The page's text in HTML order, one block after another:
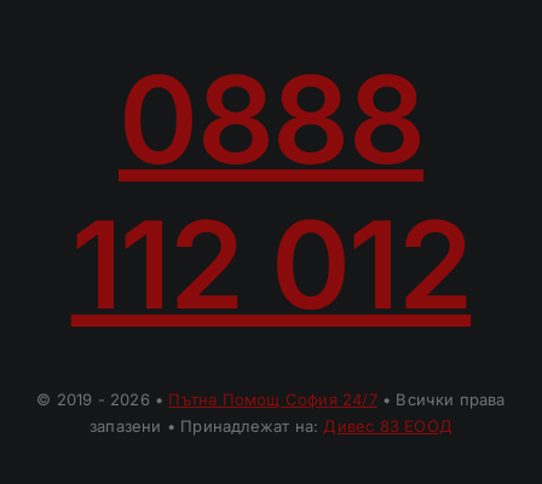
0888
112 012
© 2019 - 2026 • Пътна Помощ София 24/7• Всички права
запазени • Принадлежат на:Дивес 83 ЕООД